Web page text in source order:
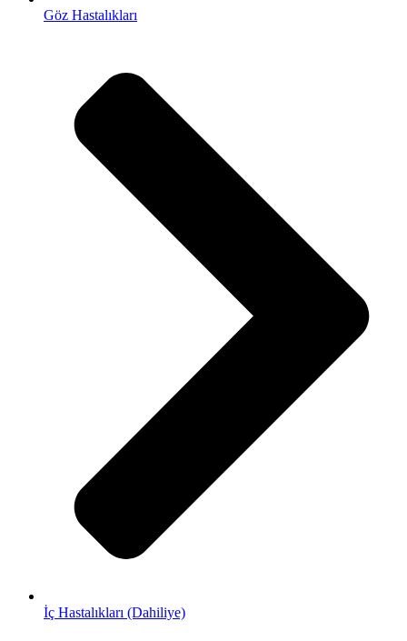
Göz Hastalıkları
İç Hastalıkları (Dahiliye)